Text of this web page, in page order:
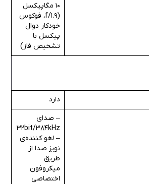
10 مگاپیکسل
(f/1.9، فوکوس
خودکار دوال
پیکسل با
تشخیص فاز)
دارد
– صدای
32bit/384kHz
– لغو کننده‌ی
نویز صدا از
طریق
میکروفون
اختصاصی